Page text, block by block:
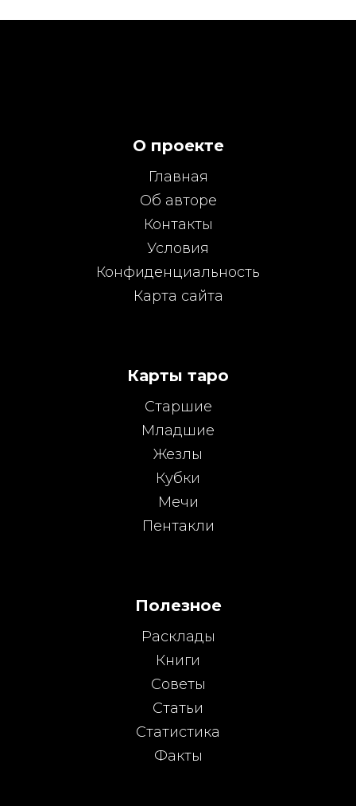
О проекте
Главная
Об авторе
Контакты
Условия
Конфиденциальность
Карта сайта
Карты таро
Старшие
Младшие
Жезлы
Кубки
Мечи
Пентакли
Полезное
Расклады
Книги
Советы
Статьи
Статистика
Факты